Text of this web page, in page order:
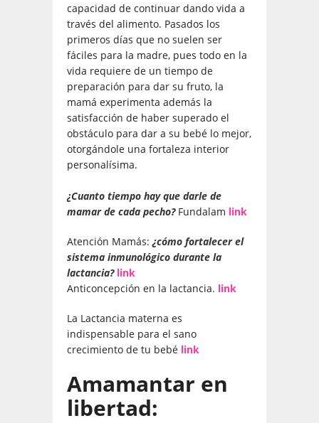
capacidad de continuar dando vida a
través del alimento. Pasados los
primeros días que no suelen ser
fáciles para la madre, pues todo en la
vida requiere de un tiempo de
preparación para dar su fruto, la
mamá experimenta además la
satisfacción de haber superado el
obstáculo para dar a su bebé lo mejor,
otorgándole una fortaleza interior
personalísima.
¿Cuanto tiempo hay que darle de
mamar de cada pecho?Fundalam link
Atención Mamás: ¿cómo fortalecer el
sistema inmunológico durante la
lactancia? link
Anticoncepción en la lactancia. link
La Lactancia materna es
indispensable para el sano
crecimiento de tu bebé link
Amamantar en
libertad: